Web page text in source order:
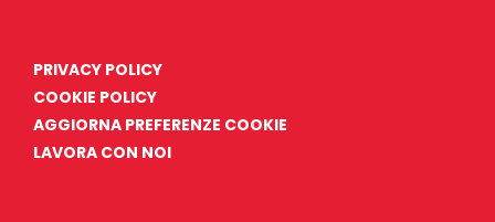
PRIVACY POLICY
COOKIE POLICY
AGGIORNA PREFERENZE COOKIE
LAVORA CON NOI